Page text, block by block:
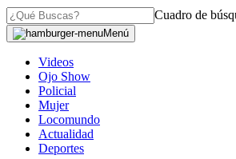
Cuadro de
Menú
Videos
Ojo Show
Policial
Mujer
Locomundo
Actualidad
Deportes